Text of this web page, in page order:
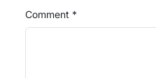
Comment *